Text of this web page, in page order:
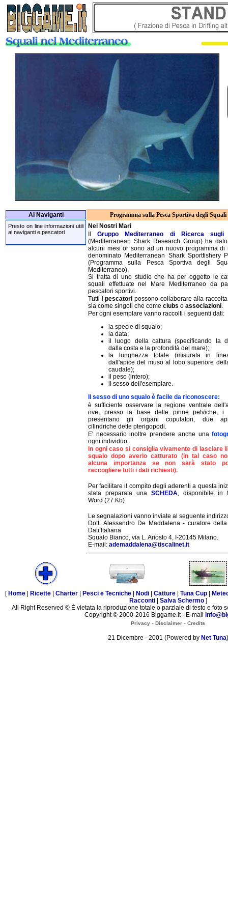
Ai Naviganti
Presto on line informazioni utili
ai naviganti e pescatori
Programma sulla Pesca Sportiva degli Squali
Nei Nostri Mari
IlGruppo Mediterraneo di Ricerca sugli
(Mediterranean Shark Research Group) ha
alcuni mesi or sono ad un nuovo programma di
denominato Mediterranean Shark Sportfishery
(Programma sulla Pesca Sportiva degli
Mediterraneo).
Si tratta di uno studio che ha per oggetto le
squali effettuate nel Mare Mediterraneo da
pescatori sportivi.
Tutti ipescatori possono collaborare alla
sia come singoli che come clubs o associazioni.
Per ogni esemplare vanno raccolti i seguenti dati:
la specie di squalo;
la data;
il luogo della cattura (specificando la
dalla costa e la profondità del mare);
la lunghezza totale (misurata in
dall'apice del muso al lobo superiore
caudale);
il peso (intero);
il sesso dell'esemplare.
Il sesso di uno squalo è facile da riconoscere:
è sufficiente osservare la regione ventrale
ove, presso la base delle pinne pelviche, i
presentano gli organi copulatori, due
cilindriche dette pterigopodi.
E' necessario inoltre prendere anche una
ogni individuo.
In ogni caso si consiglia vivamente di lasciare
squalo dopo averlo catturato (in tal caso
alcuna importanza se non sarà stato
raccogliere tutti i dati richiesti).
Per facilitare il compito degli aderenti a questa
stata preparata una SCHEDA, disponibile in
Word (27 Kb)
Le segnalazioni vanno inviate al seguente
Dott. Alessandro De Maddalena - curatore
Dati Italiana
Squalo Bianco, via L. Ariosto 4, I-20145 Milano.
E-mail: ademaddalena@tiscalinet.it
[ Home Ricette Charter Pesci e Tecniche Nodi Catture Tuna Cup
Racconti| Salva Schermo]
All Right Reserved © È vietata la riproduzione totale o parziale di testo e foto
Copyright © 2000-2016 Biggame.it - E-mail
Privacy - Disclaimer - Credits
21 Dicembre - 2001 (Powered by Net Tuna)